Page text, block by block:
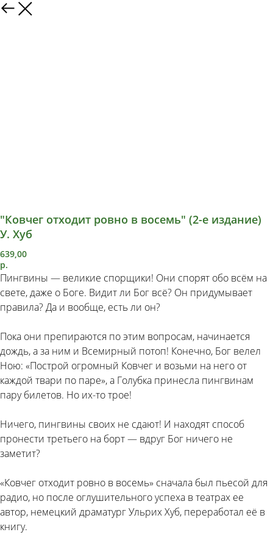
"Ковчег отходит ровно в восемь" (2-е издание)
У. Хуб
639,00
р.
Пингвины — великие спорщики! Они спорят обо всём на
свете, даже о Боге. Видит ли Бог всё? Он придумывает
правила? Да и вообще, есть ли он?
Пока они препираются по этим вопросам, начинается
дождь, а за ним и Всемирный потоп! Конечно, Бог велел
Ною: «Построй огромный Ковчег и возьми на него от
каждой твари по паре», а Голубка принесла пингвинам
пару билетов. Но их-то трое!
Ничего, пингвины своих не сдают! И находят способ
пронести третьего на борт — вдруг Бог ничего не
заметит?
«Ковчег отходит ровно в восемь» сначала был пьесой для
радио, но после оглушительного успеха в театрах ее
автор, немецкий драматург Ульрих Хуб, переработал её в
книгу.